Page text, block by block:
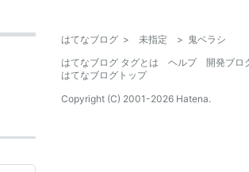
はてなブログ > 未指定 > 鬼ベラシ
はてなブログ タグとは
ヘルプ
開発ブロ
はてなブログトップ
Copyright (C) 2001-2026 Hatena.